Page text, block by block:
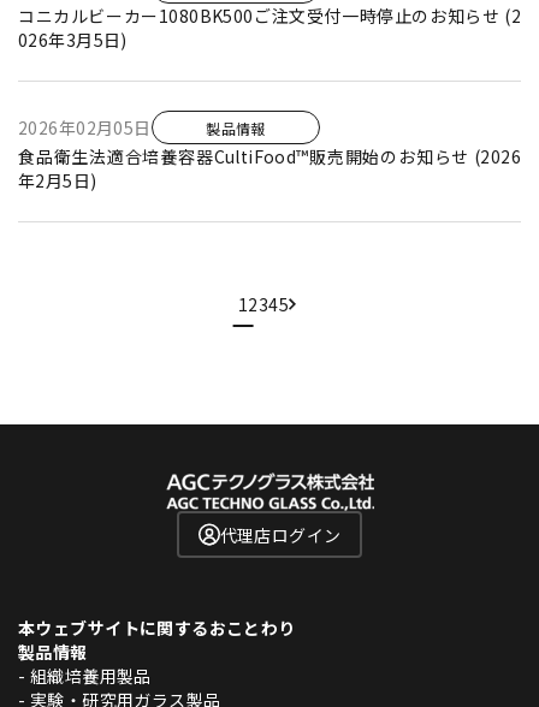
コニカルビーカー1080BK500ご注文受付一時停止のお知らせ (2
026年3月5日)
2026年02月05日 製品情報
食品衛生法適合培養容器CultiFood™販売開始のお知らせ (2026
年2月5日)
12345
代理店ログイン
本ウェブサイトに関するおことわり
製品情報
- 組織培養用製品
- 実験・研究用ガラス製品